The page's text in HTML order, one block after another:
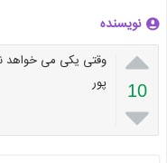
نویسنده

10

وقتی یکی می خواهد
پور